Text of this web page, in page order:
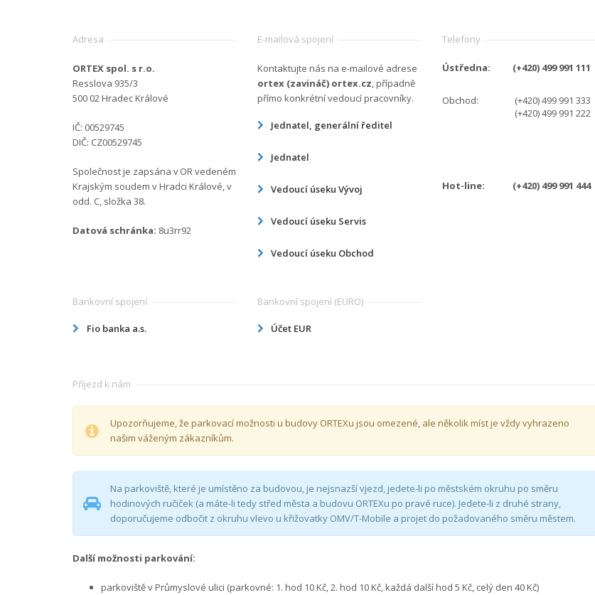
Adresa
ORTEX spol. s r.o.
Resslova 935/3
500 02 Hradec Králové
IČ: 00529745
DIČ: CZ00529745
Společnost je zapsána v OR vedeném
Krajským soudem v Hradci Králové, v
odd. C, složka 38.
Datová schránka: 8u3rr92
E-mailová spojení
Kontaktujte nás na e-mailové adrese
ortex (zavináč) ortex.cz, případně
přímo konkrétní vedoucí pracovníky.
Jednatel, generální ředitel
Jednatel
Vedoucí úseku Vývoj
Vedoucí úseku Servis
Vedoucí úseku Obchod
Telefony
Ústředna: (+420) 499 991 111
Obchod:
(+420) 499 991 333
(+420) 499 991 222
Hot-line: (+420) 499 991 444
Bankovní spojení
Fio banka a.s.
Bankovní spojení (EURO)
Účet EUR
Příjezd k nám
Upozorňujeme, že parkovací možnosti u budovy ORTEXu jsou omezené, ale několik míst je vždy vyhrazeno
našim váženým zákazníkům.
Na parkoviště, které je umístěno za budovou, je nejsnazší vjezd, jedete-li po městském okruhu po směru
hodinových ručiček (a máte-li tedy střed města a budovu ORTEXu po pravé ruce). Jedete-li z druhé strany,
doporučujeme odbočit z okruhu vlevo u křižovatky OMV/T-Mobile a projet do požadovaného směru městem.
Další možnosti parkování:
parkoviště v Průmyslové ulici (parkovné: 1. hod 10 Kč, 2. hod 10 Kč, každá další hod 5 Kč, celý den 40 Kč)